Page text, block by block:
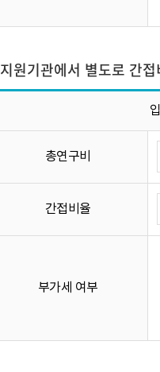
지원기관에서 별도로 간
총연구비
간접비율
부가세 여부